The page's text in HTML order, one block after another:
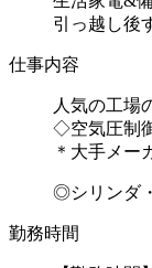
引っ越し後
仕事内容
人気の工場
◇空気圧制
＊大手メー
◎シリンダ
勤務時間